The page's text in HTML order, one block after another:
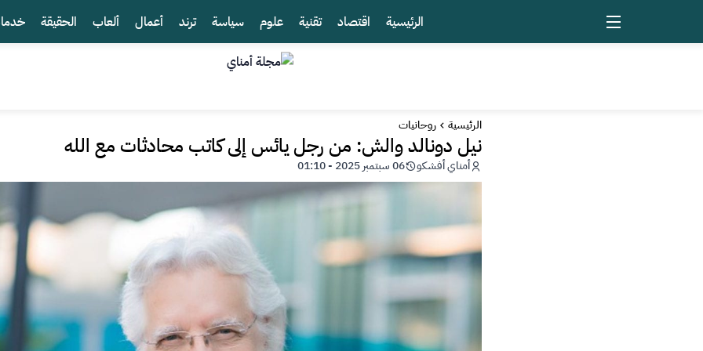
الرئيسية اقتصاد تقنية علوم سياسة ترند أعمال ألعاب الحقيقة
الرئيسية روحانيات
نيل دونالد والش: من رجل يائس إلى كاتب محادثات مع الله
أمناي أفشكو 06 سبتمبر 2025 - 01:10